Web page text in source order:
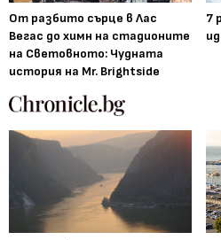
От разбито сърце в Лас
Вегас до химн на стадионите
на Световното: Чудната
история на Mr. Brightside
7